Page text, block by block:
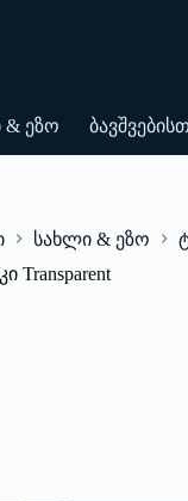
& ეზო
სახლი & ეზო
Transparent